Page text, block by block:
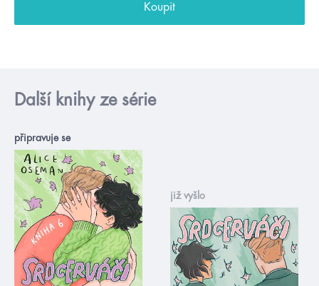
Koupit
Další knihy ze série
připravuje se
již vyšlo